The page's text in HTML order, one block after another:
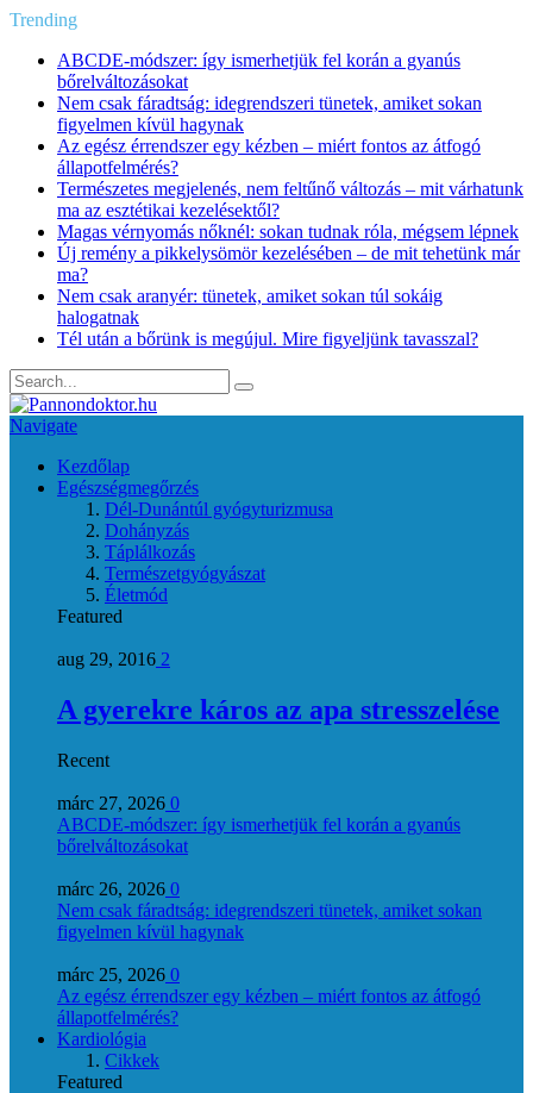
Trending
ABCDE‑módszer: így ismerhetjük fel korán a gyanús
bőrelváltozásokat
Nem csak fáradtság: idegrendszeri tünetek, amiket sokan
figyelmen kívül hagynak
Az egész érrendszer egy kézben – miért fontos az átfogó
állapotfelmérés?
Természetes megjelenés, nem feltűnő változás – mit várhatunk
ma az esztétikai kezelésektől?
Magas vérnyomás nőknél: sokan tudnak róla, mégsem lépnek
Új remény a pikkelysömör kezelésében – de mit tehetünk már
ma?
Nem csak aranyér: tünetek, amiket sokan túl sokáig
halogatnak
Tél után a bőrünk is megújul. Mire figyeljünk tavasszal?
Navigate
Kezdőlap
Egészségmegőrzés
Dél-Dunántúl gyógyturizmusa
Dohányzás
Táplálkozás
Természetgyógyászat
Életmód
Featured
aug 29, 2016 2
A gyerekre káros az apa stresszelése
Recent
márc 27, 2026 0
ABCDE‑módszer: így ismerhetjük fel korán a gyanús
bőrelváltozásokat
márc 26, 2026 0
Nem csak fáradtság: idegrendszeri tünetek, amiket sokan
figyelmen kívül hagynak
márc 25, 2026 0
Az egész érrendszer egy kézben – miért fontos az átfogó
állapotfelmérés?
Kardiológia
Cikkek
Featured